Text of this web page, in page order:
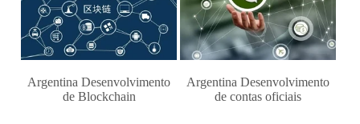
Argentina Desenvolvimento
de Blockchain
Argentina Desenvolvimento
de contas oficiais